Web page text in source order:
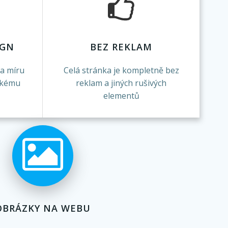
míru
BEZ REKLAM
Celá stránka je kompletně bez
reklam a jiných rušivých
elementů
NA WEBU